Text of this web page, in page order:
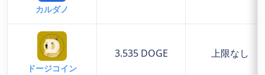
カルダノ
ドージコイン
3.535 DOGE 上限なし